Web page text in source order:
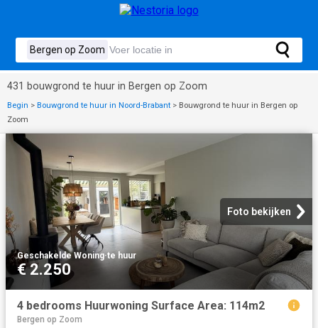
431 bouwgrond te huur in Bergen op Zoom
Begin > Bouwgrond te huur in Noord-Brabant > Bouwgrond te huur in Bergen op
Zoom
Foto bekijken
Geschakelde Woning·te huur
€ 2.250
4 bedrooms Huurwoning Surface Area: 114m2
Bergen op Zoom